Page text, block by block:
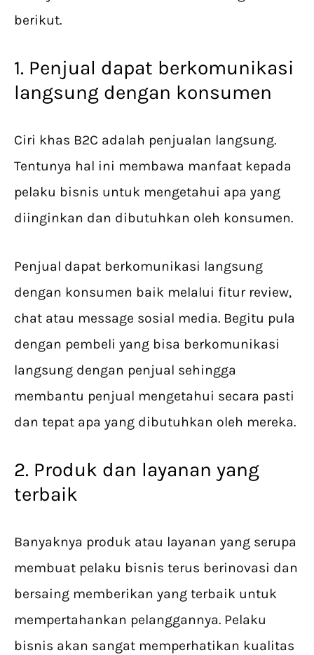
berikut.
1. Penjual dapat berkomunikasi
langsung dengan konsumen
Ciri khas B2C adalah penjualan langsung.
Tentunya hal ini membawa manfaat kepada
pelaku bisnis untuk mengetahui apa yang
diinginkan dan dibutuhkan oleh konsumen.
Penjual dapat berkomunikasi langsung
dengan konsumen baik melalui fitur review,
chat atau message sosial media. Begitu pula
dengan pembeli yang bisa berkomunikasi
langsung dengan penjual sehingga
membantu penjual mengetahui secara pasti
dan tepat apa yang dibutuhkan oleh mereka.
2. Produk dan layanan yang
terbaik
Banyaknya produk atau layanan yang serupa
membuat pelaku bisnis terus berinovasi dan
bersaing memberikan yang terbaik untuk
mempertahankan pelanggannya. Pelaku
bisnis akan sangat memperhatikan kualitas